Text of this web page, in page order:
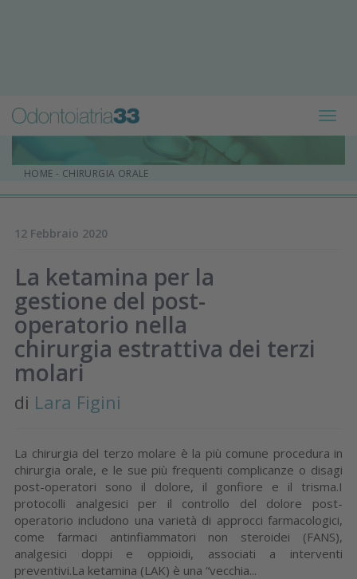
HOME - CHIRURGIA ORALE
12 Febbraio 2020
La ketamina per la
gestione del post-
operatorio nella
chirurgia estrattiva dei terzi
molari
di Lara Figini
La chirurgia del terzo molare è la più comune procedura in
chirurgia orale, e le sue più frequenti complicanze o disagi
post-operatori sono il dolore, il gonfiore e il trisma.I
protocolli analgesici per il controllo del dolore post-
operatorio includono una varietà di approcci farmacologici,
come farmaci antinfiammatori non steroidei (FANS),
analgesici doppi e oppioidi, associati a interventi
preventivi.La ketamina (LAK) è una “vecchia...